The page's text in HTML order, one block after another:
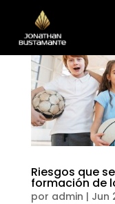
Riesgos que
formación de
por admin | Jun